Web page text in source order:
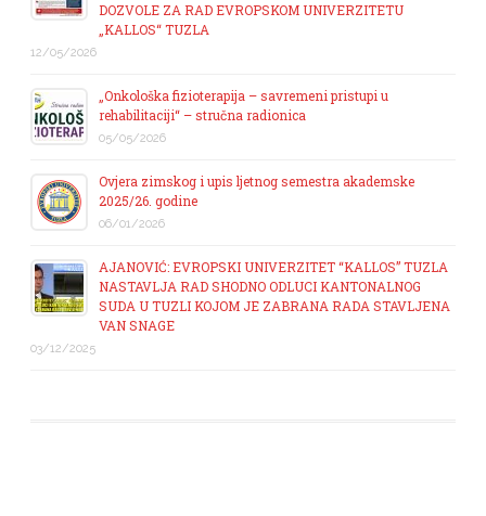
DOZVOLE ZA RAD EVROPSKOM UNIVERZITETU
„KALLOS“ TUZLA
12/05/2026
„Onkološka fizioterapija – savremeni pristupi u
rehabilitaciji“ – stručna radionica
05/05/2026
Ovjera zimskog i upis ljetnog semestra akademske
2025/26. godine
06/01/2026
AJANOVIĆ: EVROPSKI UNIVERZITET “KALLOS” TUZLA
NASTAVLJA RAD SHODNO ODLUCI KANTONALNOG
SUDA U TUZLI KOJOM JE ZABRANA RADA STAVLJENA
VAN SNAGE
03/12/2025